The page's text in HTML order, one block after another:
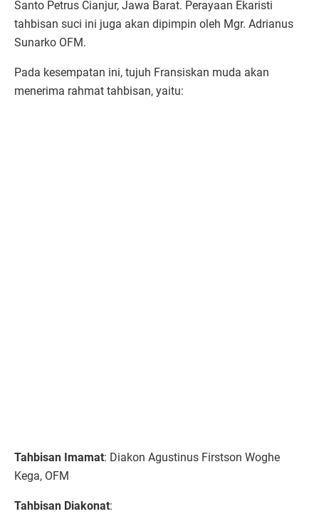
Santo Petrus Cianjur, Jawa Barat. Perayaan Ekaristi
tahbisan suci ini juga akan dipimpin oleh Mgr. Adrianus
Sunarko OFM.
Pada kesempatan ini, tujuh Fransiskan muda akan
menerima rahmat tahbisan, yaitu:
Tahbisan Imamat: Diakon Agustinus Firstson Woghe
Kega, OFM
Tahbisan Diakonat: